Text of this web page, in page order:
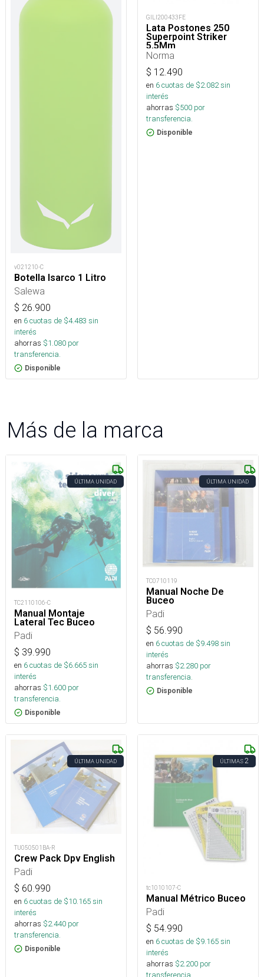
v021210-C
Botella Isarco 1 Litro
Salewa
$ 26.900
en 6cuotas de $4.483 sin
interés
ahorras $1.080 por
transferencia.
Disponible
GILI200433FE
Lata Postones 250
Superpoint Striker
5,5Mm
Norma
$ 12.490
en 6cuotas de $2.082sin
interés
ahorras $500 por
transferencia.
Disponible
Más de la marca
ÚLTIMA UNIDAD
TC2110106-C
Manual Montaje
Lateral Tec Buceo
Padi
$ 39.990
en 6cuotas de $6.665sin
interés
ahorras $1.600 por
transferencia.
Disponible
ÚLTIMA UNIDAD
TC0710119
Manual Noche De
Buceo
Padi
$ 56.990
en 6cuotas de $9.498sin
interés
ahorras $2.280 por
transferencia.
Disponible
ÚLTIMA UNIDAD
TU050501BA-R
Crew Pack Dpv English
Padi
$ 60.990
en 6cuotas de $10.165sin
interés
ahorras $2.440 por
transferencia.
Disponible
ÚLTIMAS2
tc1010107-C
Manual Métrico Buceo
Padi
$ 54.990
en 6cuotas de $9.165sin
interés
ahorras $2.200 por